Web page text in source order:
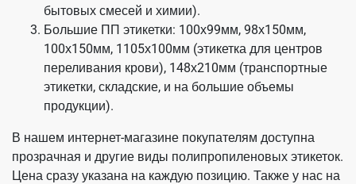
бытовых смесей и химии).
Большие ПП этикетки: 100х99мм, 98х150мм,
100х150мм, 1105х100мм (этикетка для центров
переливания крови), 148х210мм (транспортные
этикетки, складские, и на большие объемы
продукции).
В нашем интернет-магазине покупателям доступна
прозрачная и другие виды полипропиленовых этикеток.
Цена сразу указана на каждую позицию. Также у нас на